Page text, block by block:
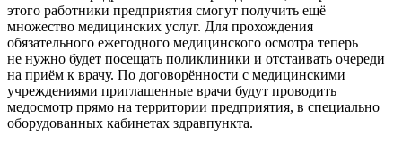
этого работники предприятия смогут получить ещё
множество медицинских услуг. Для прохождения
обязательного ежегодного медицинского осмотра теперь
не нужно будет посещать поликлиники и отстаивать очереди
на приём к врачу. По договорённости с медицинскими
учреждениями приглашенные врачи будут проводить
медосмотр прямо на территории предприятия, в специально
оборудованных кабинетах здравпункта.